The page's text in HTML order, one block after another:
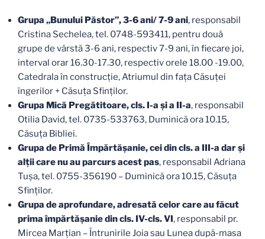
Grupa „Bunului Păstor”, 3-6 ani/ 7-9 ani, responsabil
Cristina Sechelea, tel. 0748-593411, pentru două
grupe de vârstă 3-6 ani, respectiv 7-9 ani, în fiecare joi,
interval orar 16.30-17.30, respectiv orele 18.00 -19.00,
Catedrala în construcție, Atriumul din faţa Căsuţei
îngerilor + Căsuța Sfinților.
Grupa Mică Pregătitoare, cls. I-a și a II-a, responsabil
Otilia David, tel. 0735-533763, Duminică ora 10.15,
Căsuţa Bibliei.
Grupa de Primă Împărtăşanie, cei din cls. a III-a dar și
alții care nu au parcurs acest pas, responsabil Adriana
Tușa, tel. 0755-356190 – Duminică ora 10.15, Căsuţa
Sfinților.
Grupa de aprofundare, adresată celor care au făcut
prima împărtășanie din cls. IV-cls. VI, responsabil pr.
Mircea Marțian – Întrunirile Joia sau Lunea după-masa